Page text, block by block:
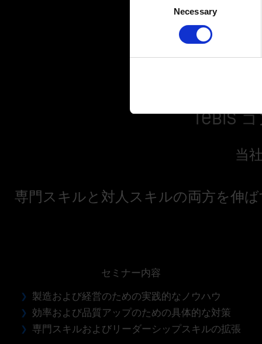
Identify your device
Find out more about how
Necessary
Tebis コ
当
専門スキルと対人スキルの両方を伸
セミナー内容
製造および経営のための実践的なノウハウ
効率および品質アップのための具体的な対策
専門スキルおよびリーダーシップスキルの拡張